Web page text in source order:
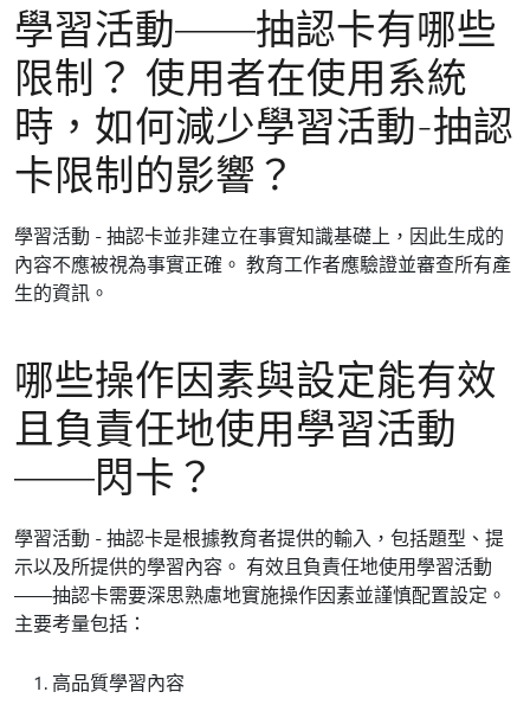
學習活動——抽認卡有哪些
限制？ 使用者在使用系統
時，如何減少學習活動-抽認
卡限制的影響？
學習活動 - 抽認卡並非建立在事實知識基礎上，因此生成的
內容不應被視為事實正確。 教育工作者應驗證並審查所有產
生的資訊。
哪些操作因素與設定能有效
且負責任地使用學習活動
——閃卡？
學習活動 - 抽認卡是根據教育者提供的輸入，包括題型、提
示以及所提供的學習內容。 有效且負責任地使用學習活動
——抽認卡需要深思熟慮地實施操作因素並謹慎配置設定。
主要考量包括：
高品質學習內容